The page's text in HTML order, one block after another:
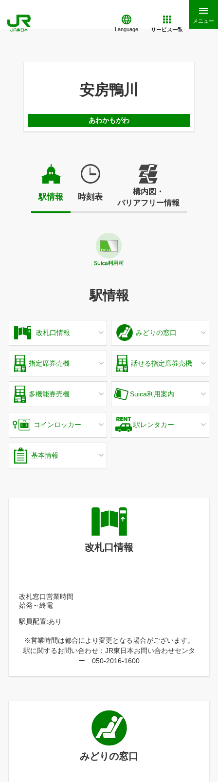
Language サービス一覧
メニュー
安房鴨川
あわかもがわ
駅情報 時刻表
構内図・
バリアフリー情報
駅情報
改札口情報 みどりの窓口
指定席券売機 話せる指定席券売機
多機能券売機 Suica利用案内
コインロッカー 駅レンタカー
基本情報
改札口情報
改札窓口営業時間
始発～終電
駅員配置:あり
※営業時間は都合により変更となる場合がございます。
駅に関するお問い合わせ：JR東日本お問い合わせセンタ
ー 050-2016-1600
みどりの窓口